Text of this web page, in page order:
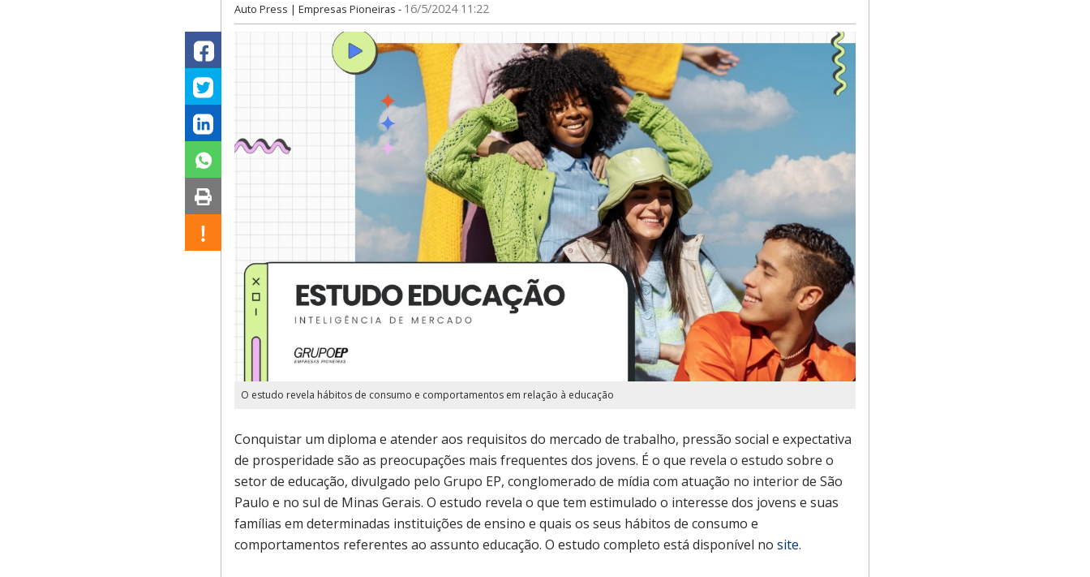
Auto Press | Empresas Pioneiras - 16/5/2024 11:22
O estudo revela hábitos de consumo e comportamentos em relação à educação
Conquistar um diploma e atender aos requisitos do mercado de trabalho, pressão social e expectativa
de prosperidade são as preocupações mais frequentes dos jovens. É o que revela o estudo sobre o
setor de educação, divulgado pelo Grupo EP, conglomerado de mídia com atuação no interior de São
Paulo e no sul de Minas Gerais. O estudo revela o que tem estimulado o interesse dos jovens e suas
famílias em determinadas instituições de ensino e quais os seus hábitos de consumo e
comportamentos referentes ao assunto educação. O estudo completo está disponível no site.